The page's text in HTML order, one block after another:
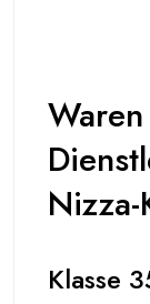
Klasse